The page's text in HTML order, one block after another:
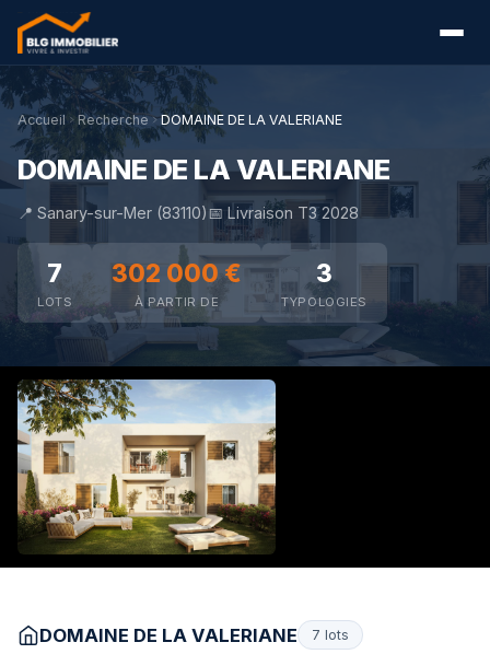
Accueil Recherche DOMAINE DE LA VALERIANE
DOMAINE DE LA VALERIANE
📍 Sanary-sur-Mer (83110)📅 Livraison T3 2028
7
LOTS
302 000 €
À PARTIR DE
3
TYPOLOGIES
DOMAINE DE LA VALERIANE 7 lots